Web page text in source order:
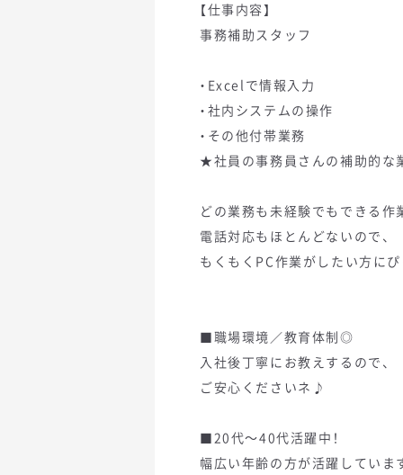
【仕事内容】
事務補助スタッフ
・Excelで情報入力
・社内システムの操作
・その他付帯業務
★社員の事務員さんの補助的な
どの業務も未経験でもできる作
電話対応もほとんどないので、
もくもくPC作業がしたい方に
■職場環境／教育体制◎
入社後丁寧にお教えするので、
ご安心くださいネ♪
■20代～40代活躍中！
幅広い年齢の方が活躍していま